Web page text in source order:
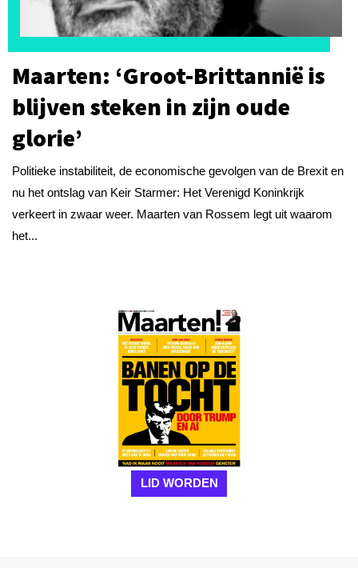
Maarten: ‘Groot-Brittannië is
blijven steken in zijn oude
glorie’
Politieke instabiliteit, de economische gevolgen van de Brexit en
nu het ontslag van Keir Starmer: Het Verenigd Koninkrijk
verkeert in zwaar weer. Maarten van Rossem legt uit waarom
het...
LID WORDEN